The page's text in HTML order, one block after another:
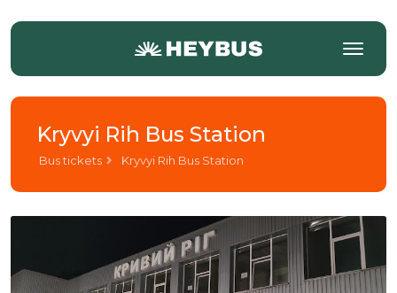
Kryvyi Rih Bus Station
Bus tickets Kryvyi Rih Bus Station